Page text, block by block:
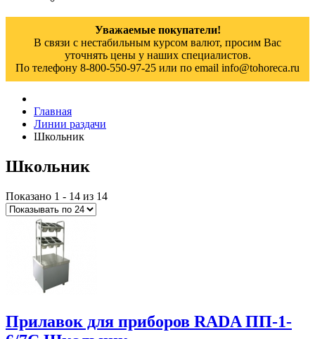
Уважаемые покупатели!
В связи с нестабильным курсом валют, просим Вас
уточнять цены у наших специалистов.
По телефону 8-800-550-97-25 или по email info@tohoreca.ru
Главная
Линии раздачи
Школьник
Школьник
Показано 1 - 14 из 14
Прилавок для приборов RADA ПП-1-